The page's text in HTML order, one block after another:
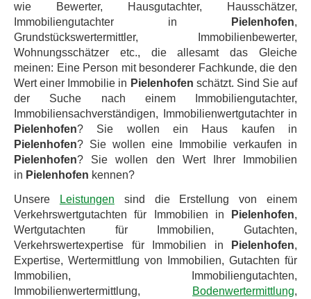
wie Bewerter, Hausgutachter, Hausschätzer,
Immobiliengutachter in
Pielenhofen,
Grundstückswertermittler, Immobilienbewerter,
Wohnungsschätzer etc., die allesamt das Gleiche
meinen: Eine Person mit besonderer Fachkunde, die den
Wert einer Immobilie in Pielenhofen schätzt. Sind Sie auf
der Suche nach einem Immobiliengutachter,
Immobiliensachverständigen, Immobilienwertgutachter in
Pielenhofen? Sie wollen ein Haus kaufen in
Pielenhofen? Sie wollen eine Immobilie verkaufen in
Pielenhofen? Sie wollen den Wert Ihrer Immobilien
in Pielenhofen kennen?
Unsere Leistungen sind die Erstellung von einem
Verkehrswertgutachten für Immobilien in
Pielenhofen,
Wertgutachten für Immobilien, Gutachten,
Verkehrswertexpertise für Immobilien in
Pielenhofen,
Expertise, Wertermittlung von Immobilien, Gutachten für
Immobilien, Immobiliengutachten,
Immobilienwertermittlung,
Bodenwertermittlung,